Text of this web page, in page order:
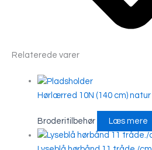
Relaterede varer
Hørlærred 10N (140 cm) natur
Broderitilbehør Læs mere